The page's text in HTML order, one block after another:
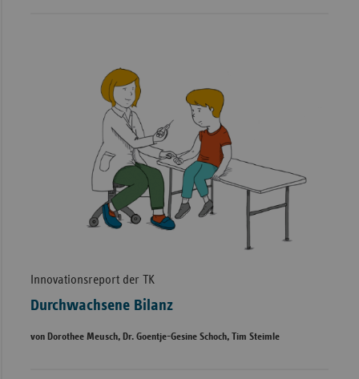
Innovationsreport der TK
Durchwachsene Bilanz
von Dorothee Meusch, Dr. Goentje-Gesine Schoch, Tim Steimle